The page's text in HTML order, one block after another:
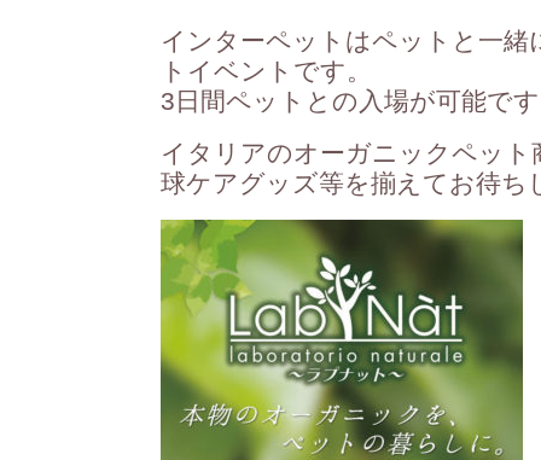
インターペットはペットと一
トイベントです。
3日間ペットとの入場が可能で
イタリアのオーガニックペッ
球ケアグッズ等を揃えてお待ち